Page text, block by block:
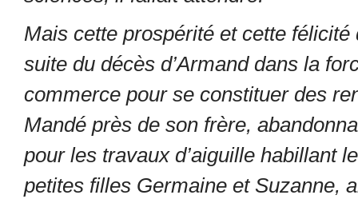
Mais cette prospérité et cette
suite du décès d’Armand dans la
commerce pour se constituer des
Mandé près de son frère,
pour les travaux d’aiguille habillant
petites filles Germaine et Suzanne,